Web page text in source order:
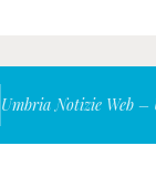
Umbria Notizie Web